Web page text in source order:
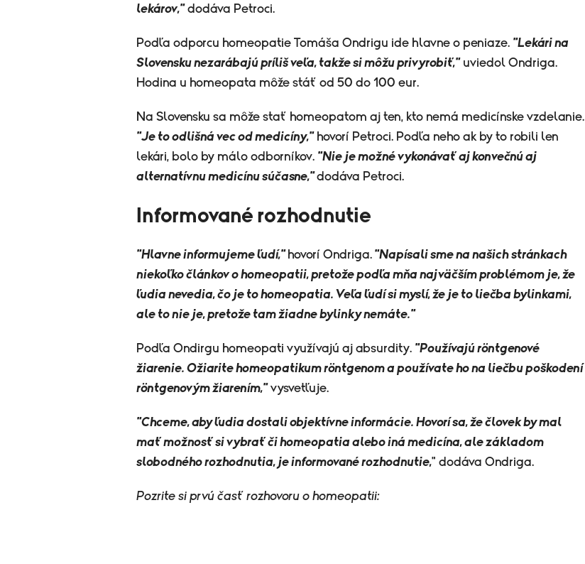
lekárov,"dodáva Petroci.
Podľa odporcu homeopatie Tomáša Ondrigu ide hlavne o peniaze. "Lekári na
Slovensku nezarábajú príliš veľa, takže si môžu privyrobiť,"uviedol Ondriga.
Hodina u homeopata môže stáť od 50 do 100 eur.
Na Slovensku sa môže stať homeopatom aj ten, kto nemá medicínske vzdelanie.
"Je to odlišná vec od medicíny,"hovorí Petroci. Podľa neho ak by to robili len
lekári, bolo by málo odborníkov. "Nie je možné vykonávať aj konvečnú aj
alternatívnu medicínu súčasne,"dodáva Petroci.
Informované rozhodnutie
"Hlavne informujeme ľudí," hovorí Ondriga. "Napísali sme na našich stránkach
niekoľko článkov o homeopatii, pretože podľa mňa najväčším problémom je, že
ľudia nevedia, čo je to homeopatia. Veľa ľudí si myslí, že je to liečba bylinkami,
ale to nie je, pretože tam žiadne bylinky nemáte."
Podľa Ondirgu homeopati využívajú aj absurdity. "Používajú röntgenové
žiarenie. Ožiarite homeopatikum röntgenom a používate ho na liečbu poškodení
röntgenovým žiarením,"vysvetľuje.
"Chceme, aby ľudia dostali objektívne informácie. Hovorí sa, že človek by mal
mať možnosť si vybrať či homeopatia alebo iná medicína, ale základom
slobodného rozhodnutia, je informované rozhodnutie," dodáva Ondriga.
Pozrite si prvú časť rozhovoru o homeopatii: